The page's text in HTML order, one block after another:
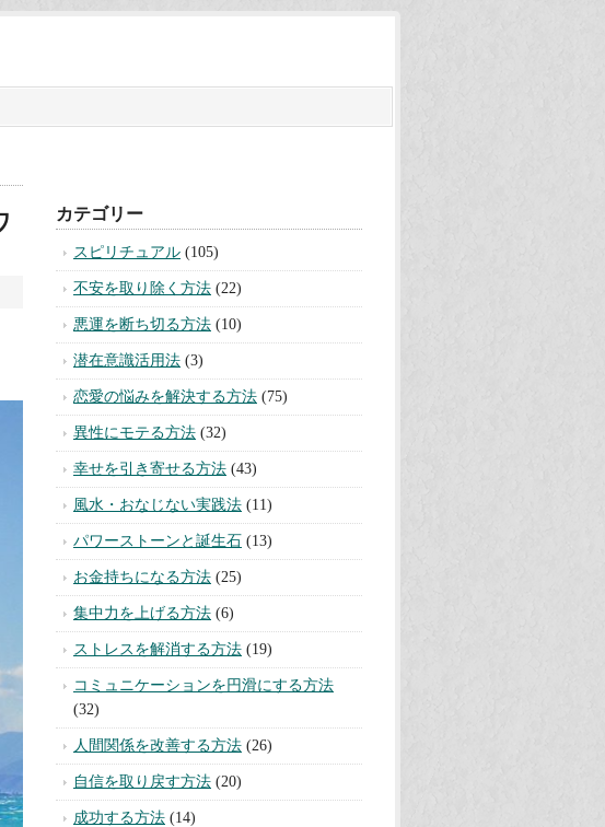
カテゴリー
スピリチュアル (105)
不安を取り除く方法 (22)
悪運を断ち切る方法 (10)
潜在意識活用法 (3)
恋愛の悩みを解決する方法 (75)
異性にモテる方法 (32)
幸せを引き寄せる方法 (43)
風水・おなじない実践法 (11)
パワーストーンと誕生石 (13)
お金持ちになる方法 (25)
集中力を上げる方法 (6)
ストレスを解消する方法 (19)
コミュニケーションを円滑にする方法
(32)
人間関係を改善する方法 (26)
自信を取り戻す方法 (20)
成功する方法 (14)